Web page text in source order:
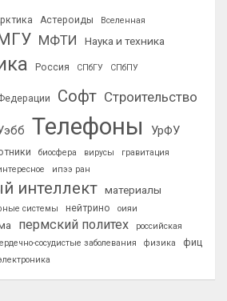
Астероиды Вселенная
МФТИ Наука и техника
Россия СПбГУ СПбПУ
Софт Строительство
Телефоны УрФУ
биосфера вирусы
гравитация
ипээ ран
интеллект материалы
системы нейтрино оияи
пермский политех
российская
сосудистые заболевания физика
фиц